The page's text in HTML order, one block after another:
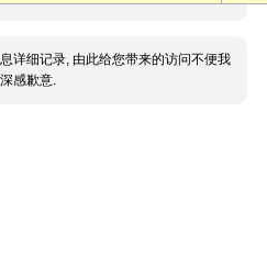
详细记录, 由此给您带来的访问不便我
感歉意.